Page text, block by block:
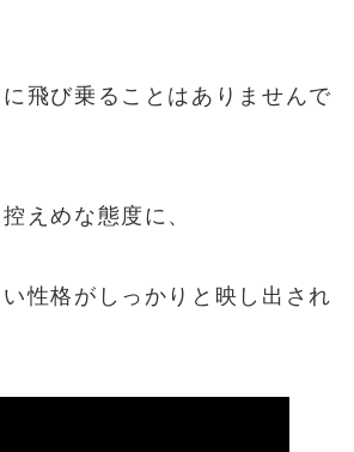
飛び乗ることはありませんで
えめな態度に、
性格がしっかりと映し出され